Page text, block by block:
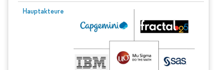
Hauptakteure
Bild © Mordor Intelligence. Wiederverwendung erfordert Namensnennung